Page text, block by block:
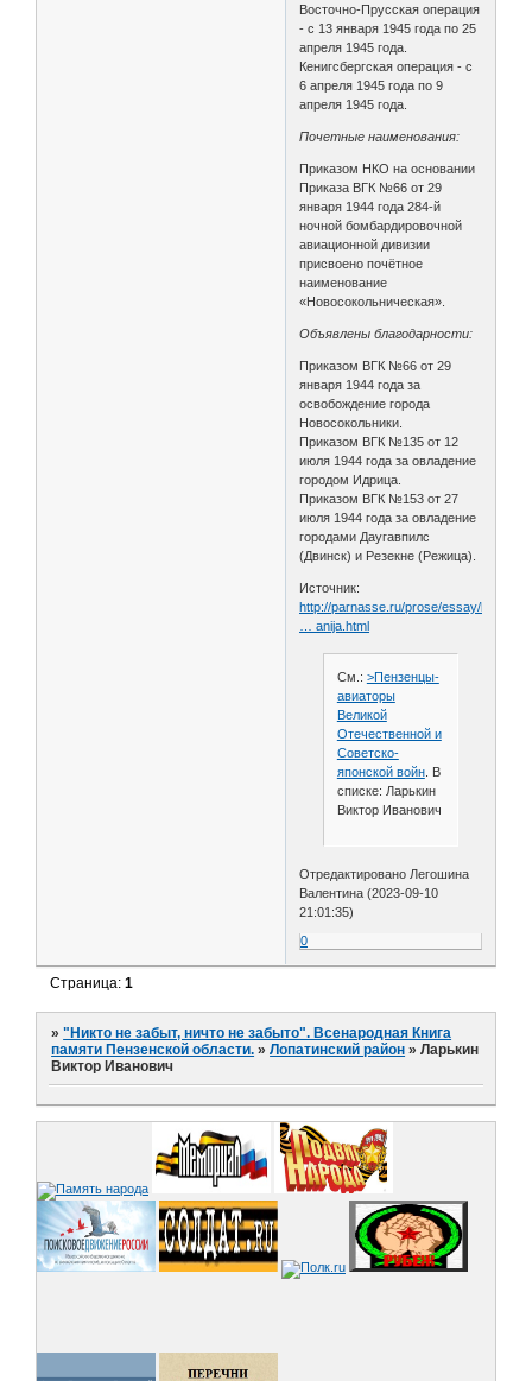
Восточно-Прусская операция
- с 13 января 1945 года по 25
апреля 1945 года.
Кенигсбергская операция - с
6 апреля 1945 года по 9
апреля 1945 года.
Почетные наименования:
Приказом НКО на основании
Приказа ВГК №66 от 29
января 1944 года 284-й
ночной бомбардировочной
авиационной дивизии
присвоено почётное
наименование
«Новосокольническая».
Объявлены благодарности:
Приказом ВГК №66 от 29
января 1944 года за
освобождение города
Новосокольники.
Приказом ВГК №135 от 12
июля 1944 года за овладение
городом Идрица.
Приказом ВГК №153 от 27
июля 1944 года за овладение
городами Даугавпилс
(Двинск) и Резекне (Режица).
Источник:
http://parnasse.ru/prose/essay/history/
… anija.html
См.: >Пензенцы-
авиаторы
Великой
Отечественной и
Советско-
японской войн. В
списке: Ларькин
Виктор Иванович
Отредактировано Легошина
Валентина (2023-09-10
21:01:35)
0
Страница:1
»"Никто не забыт, ничто не забыто". Всенародная Книга
памяти Пензенской области. »Лопатинский район »Ларькин
Виктор Иванович